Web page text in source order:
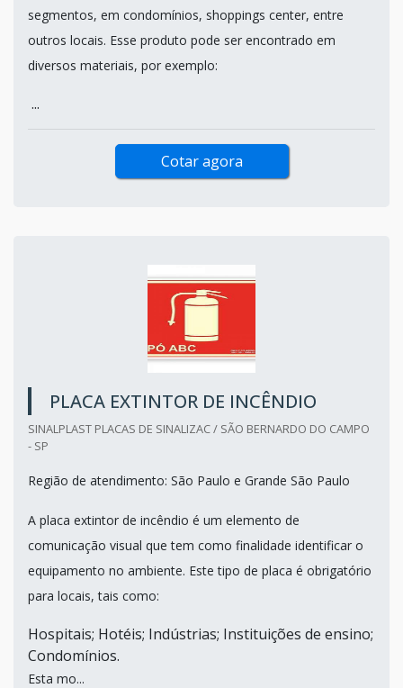
segmentos, em condomínios, shoppings center, entre
outros locais. Esse produto pode ser encontrado em
diversos materiais, por exemplo:
...
Cotar agora
PLACA EXTINTOR DE INCÊNDIO
SINALPLAST PLACAS DE SINALIZAC / SÃO BERNARDO DO CAMPO
- SP
Região de atendimento: São Paulo e Grande São Paulo
A placa extintor de incêndio é um elemento de
comunicação visual que tem como finalidade identificar o
equipamento no ambiente. Este tipo de placa é obrigatório
para locais, tais como:
Hospitais; Hotéis; Indústrias; Instituições de ensino;
Condomínios.
Esta mo...